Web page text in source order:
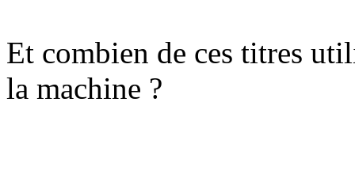
Et combien de ces titres
la machine ?